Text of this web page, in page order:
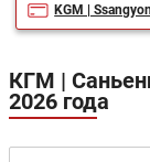
KGM |
КГМ |
2026 года